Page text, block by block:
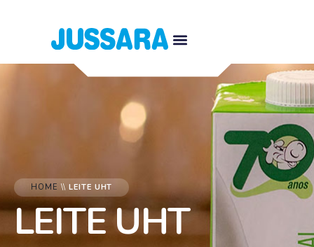
HOME \\LEITE UHT
LEITE UHT